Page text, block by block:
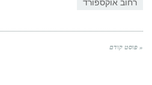
רחוב אוקספורד
« פוסט קודם